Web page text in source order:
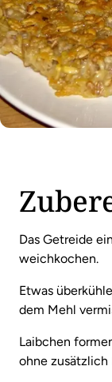
Das Getreide
weichkochen.
Etwas
dem Mehl
Laibchen
ohne zusätzlich